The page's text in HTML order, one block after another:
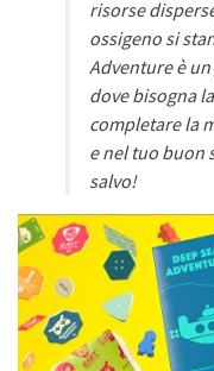
risorse
ossigeno si
Adventureè un
dove bisogna
completare la
e nel tuo buon
salvo!